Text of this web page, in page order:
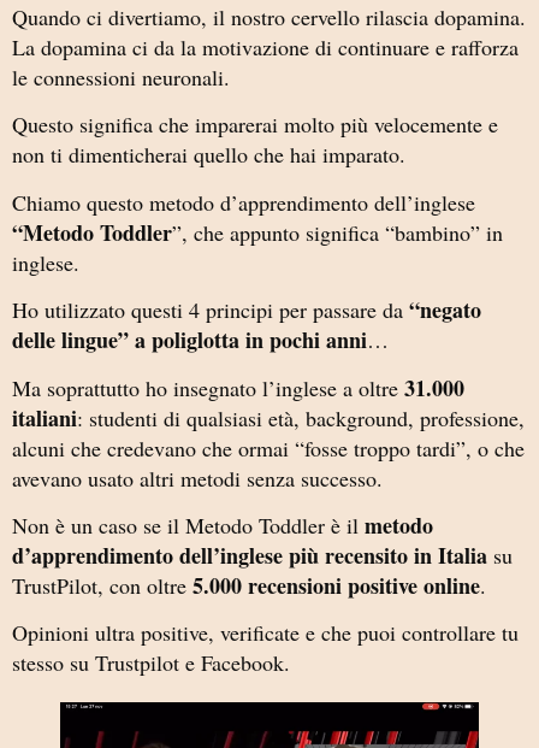
Quando ci divertiamo, il nostro cervello rilascia dopamina.
La dopamina ci da la motivazione di continuare e rafforza
le connessioni neuronali.
Questo significa che imparerai molto più velocemente e
non ti dimenticherai quello che hai imparato.
Chiamo questo metodo d’apprendimento dell’inglese
“Metodo Toddler”, che appunto significa “bambino” in
inglese.
Ho utilizzato questi 4 principi per passare da “negato
delle lingue” a poliglotta in pochi anni…
Ma soprattutto ho insegnato l’inglese a oltre 31.000
italiani: studenti di qualsiasi età, background, professione,
alcuni che credevano che ormai “fosse troppo tardi”, o che
avevano usato altri metodi senza successo.
Non è un caso se il Metodo Toddler è il metodo
d’apprendimento dell’inglese più recensito in Italia su
TrustPilot, con oltre 5.000 recensioni positive online.
Opinioni ultra positive, verificate e che puoi controllare tu
stesso su Trustpilot e Facebook.